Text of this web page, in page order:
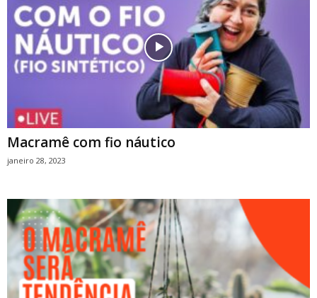
Macramê com fio náutico
janeiro 28, 2023